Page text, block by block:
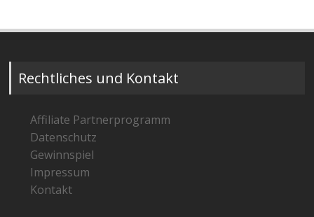
Rechtliches und Kontakt
Affiliate Partnerprogramm
Datenschutz
Gewinnspiel
Impressum
Kontakt